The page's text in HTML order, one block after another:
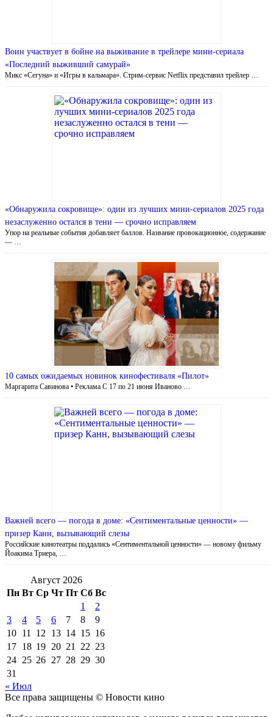
Воин участвует в бойне на выживание в трейлере мини-сериала
«Последний выживший самурай»
Микс «Сегуна» и «Игры в кальмара». Стрим-сервис Netflix представил трейлер …
«Обнаружила сокровище»: один из лучших мини-сериалов 2025 года
незаслуженно остался в тени — срочно исправляем
Упор на реальные события добавляет баллов. Название провокационное, содержание
— …
10 самых ожидаемых новинок кинофестиваля «Пилот»
Маргарита Савинова • Реклама С 17 по 21 июня Иваново …
Важней всего — погода в доме: «Сентиментальные ценности» —
призер Канн, вызывающий слезы
Российские кинотеатры поддались «Сентиментальной ценности» — новому фильму
Йоакима Триера, …
Август 2026
Пн Вт Ср Чт Пт Сб Вс
1
2
3
4 5 6 7 8
9
10 11 12 13 14 15 16
17 18 19 20 21 22 23
24 25 26 27 28 29 30
31
« Июл
Все права защищены © Новости кино